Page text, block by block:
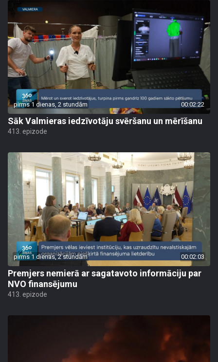
pirms 1 dienas, 2 stundām 00:02:22
Sāk Valmieras iedzīvotāju svēršanu un mērīšanu
413. epizode
pirms 1 dienas, 2 stundām 00:02:03
Premjers nemierā ar sagatavoto informāciju par
NVO finansējumu
413. epizode